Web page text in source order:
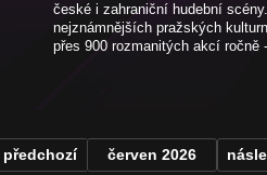
české i zahraniční hudební
nejznámnějších pražských
přes 900 rozmanitých akcí
předchozí červen 2026